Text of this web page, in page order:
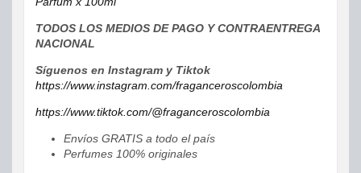
TODOS LOS MEDIOS DE PAGO Y CONTRAENTREGA
NACIONAL
Síguenos en Instagram y Tiktok
https://www.instagram.com/fraganceroscolombia
https://www.tiktok.com/@fraganceroscolombia
Envíos GRATIS a todo el país
Perfumes 100% originales